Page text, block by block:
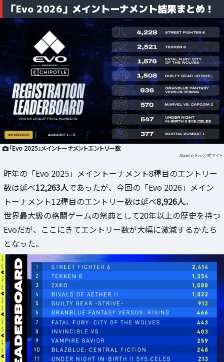
「Evo 2026」メイントーナメント結果まとめ！
「Evo 2025」メイントーナメントエントリー数
Evo公式サイト
昨年の「Evo 2025」メイントーナメント8種目のエントリー
数は延べ12,263人であったが、今回の「Evo 2026」メイン
トーナメント12種目のエントリー数は延べ8,926人。
世界最大級の格闘ゲームの祭典として20年以上の歴史を持つ
Evoだが、ここにきてエントリー数が大幅に激減するかたち
となった。